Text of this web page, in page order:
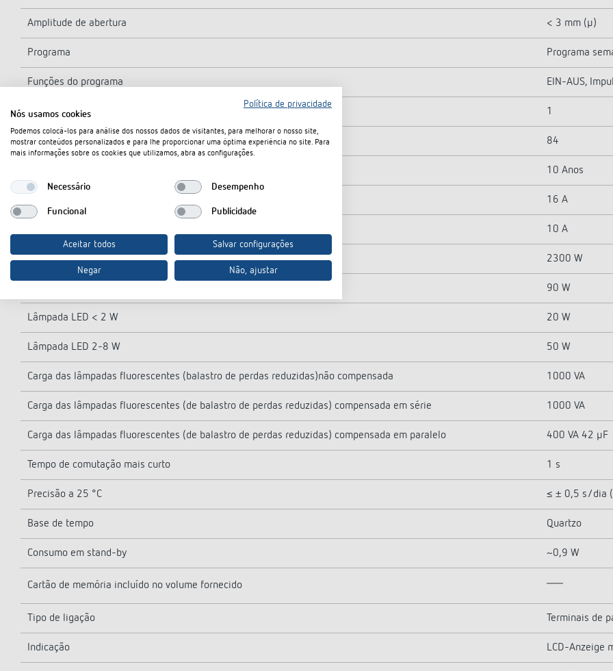
Amplitude de abertura < 3 mm (µ)
Programa Programa
Funções do programa EIN-AUS,
Número de canais 1
Número de posições de memória 84
10 Anos
16 A
10 A
Carga das lâmpadas incandescentes/de halogéneo 2300 W
90 W
Lâmpada LED < 2 W 20 W
Lâmpada LED 2-8 W 50 W
Carga das lâmpadas fluorescentes (balastro de perdas reduzidas)não compensada 1000 VA
Carga das lâmpadas fluorescentes (de balastro de perdas reduzidas) compensada em série 1000 VA
Carga das lâmpadas fluorescentes (de balastro de perdas reduzidas) compensada em paralelo 400 VA 42 µF
Tempo de comutação mais curto 1 s
Precisão a 25 °C ≤ ± 0,5 s/dia
Base de tempo Quartzo
Consumo em stand-by ~0,9 W
Cartão de memória incluído no volume fornecido
Tipo de ligação Terminais de
Indicação LCD-Anzeige
Política de privacidade
Nós usamos cookies
Podemos colocá-los para análise dos nossos dados de visitantes, para melhorar o nosso site,
mostrar conteúdos personalizados e para lhe proporcionar uma óptima experiência no site. Para
mais informações sobre os cookies que utilizamos, abra as configurações.
Necessário Desempenho
Funcional Publicidade
Aceitar todos Salvar configurações
Negar Não, ajustar